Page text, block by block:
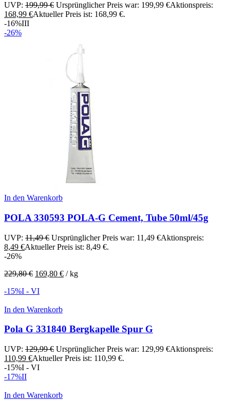
UVP: 199,99€ Ursprünglicher Preis war: 199,99 €Aktionspreis:
168,99 €Aktueller Preis ist: 168,99 €.
-16%III
-26%
In den Warenkorb
POLA 330593 POLA-G Cement, Tube 50ml/45g
UVP: 11,49€ Ursprünglicher Preis war: 11,49 €Aktionspreis:
8,49 €Aktueller Preis ist: 8,49 €.
-26%
229,80€ 169,80 € /kg
-15%I - VI
In den Warenkorb
Pola G 331840 Bergkapelle Spur G
UVP: 129,99€ Ursprünglicher Preis war: 129,99 €Aktionspreis:
110,99 €Aktueller Preis ist: 110,99 €.
-15%I - VI
-17%II
In den Warenkorb